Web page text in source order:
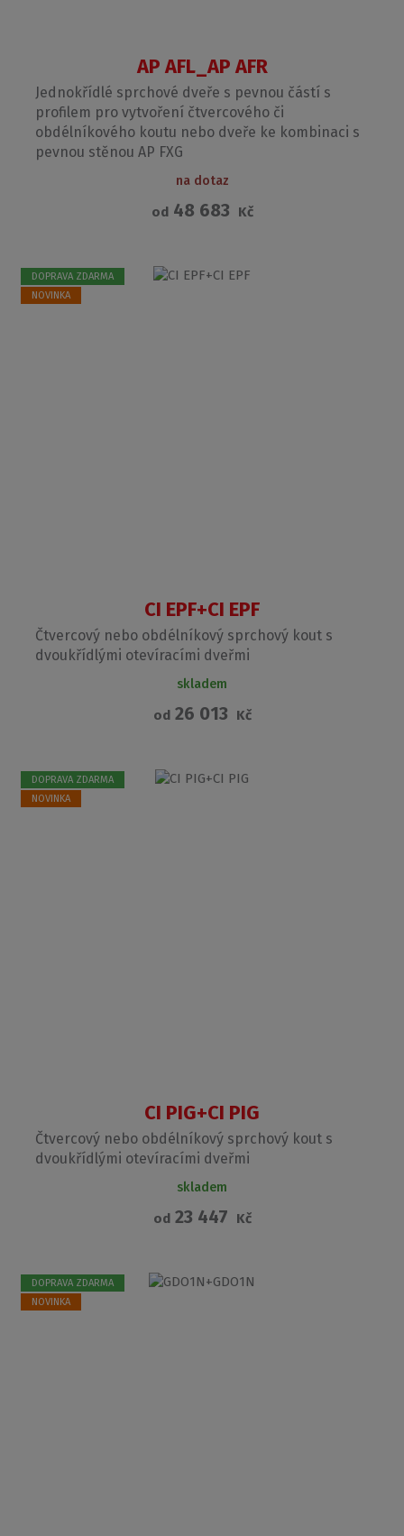
AP AFL_AP AFR
Jednokřídlé sprchové dveře s pevnou částí s
profilem pro vytvoření čtvercového či
obdélníkového koutu nebo dveře ke kombinaci s
pevnou stěnou AP FXG
na dotaz
od48 683 Kč
DOPRAVA ZDARMA
NOVINKA
CI EPF+CI EPF
Čtvercový nebo obdélníkový sprchový kout s
dvoukřídlými otevíracími dveřmi
skladem
od26 013 Kč
DOPRAVA ZDARMA
NOVINKA
CI PIG+CI PIG
Čtvercový nebo obdélníkový sprchový kout s
dvoukřídlými otevíracími dveřmi
skladem
od23 447 Kč
DOPRAVA ZDARMA
NOVINKA